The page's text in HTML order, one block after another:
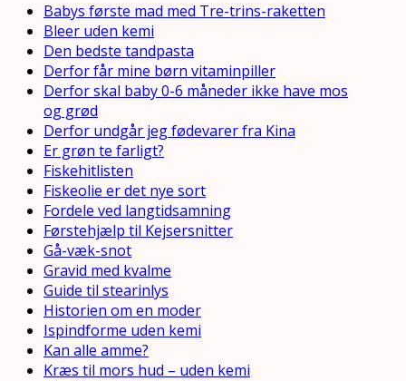
Babys første mad med Tre-trins-raketten
Bleer uden kemi
Den bedste tandpasta
Derfor får mine børn vitaminpiller
Derfor skal baby 0-6 måneder ikke have mos
og grød
Derfor undgår jeg fødevarer fra Kina
Er grøn te farligt?
Fiskehitlisten
Fiskeolie er det nye sort
Fordele ved langtidsamning
Førstehjælp til Kejsersnitter
Gå-væk-snot
Gravid med kvalme
Guide til stearinlys
Historien om en moder
Ispindforme uden kemi
Kan alle amme?
Kræs til mors hud – uden kemi